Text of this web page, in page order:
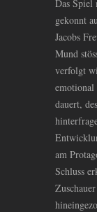
Das
gekonnt
Jacobs
Mund
verfolgt
emotional
dauert,
am
Schluss